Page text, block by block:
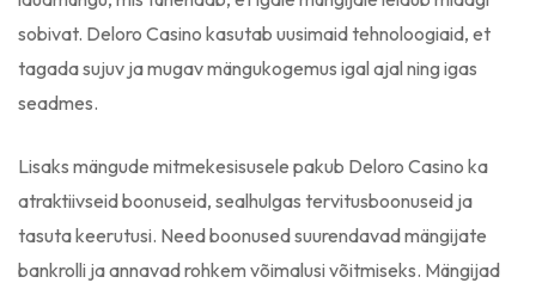
sobivat. Deloro Casino kasutab uusimaid tehnoloogiaid, et
tagada sujuv ja mugav mängukogemus igal ajal ning igas
seadmes.
Lisaks mängude mitmekesisusele pakub Deloro Casino ka
atraktiivseid boonuseid, sealhulgas tervitusboonuseid ja
tasuta keerutusi. Need boonused suurendavad mängijate
bankrolli ja annavad rohkem võimalusi võitmiseks. Mängijad